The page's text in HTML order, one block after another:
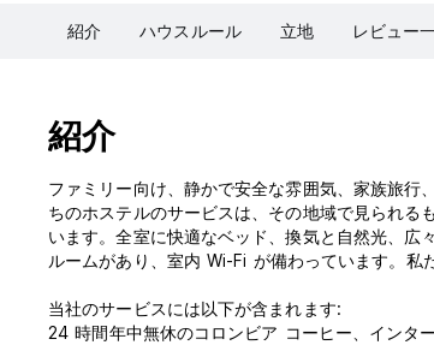
紹介 ハウスルール 立地 レビュー
紹介
ファミリー向け、静かで安全な雰囲気、家族旅行
ちのホステルのサービスは、その地域で見られる
います。全室に快適なベッド、換気と自然光、
ルームがあり、室内 Wi-Fi が備わっています。私
当社のサービスには以下が含まれます:
24 時間年中無休のコロンビア コーヒー、インタ